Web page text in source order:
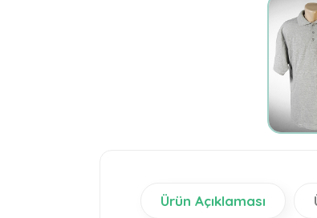
Ürün Açıklaması